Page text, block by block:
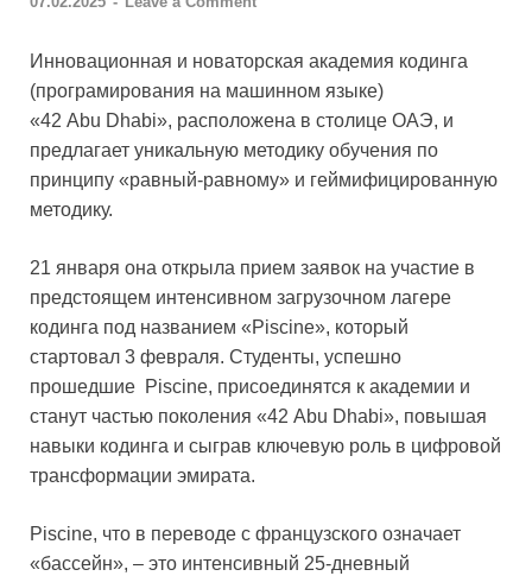
Инновационная и новаторская академия кодинга
(програмирования на машинном языке)
«42 Abu Dhabi», расположена в столице ОАЭ, и
предлагает уникальную методику обучения по
принципу «равный-равному» и геймифицированную
методику.
21 января она открыла прием заявок на участие в
предстоящем интенсивном загрузочном лагере
кодинга под названием «Piscine», который
стартовал 3 февраля. Студенты, успешно
прошедшие Piscine, присоединятся к академии и
станут частью поколения «42 Abu Dhabi», повышая
навыки кодинга и сыграв ключевую роль в цифровой
трансформации эмирата.
Piscine, что в переводе с французского означает
«бассейн», – это интенсивный 25-дневный